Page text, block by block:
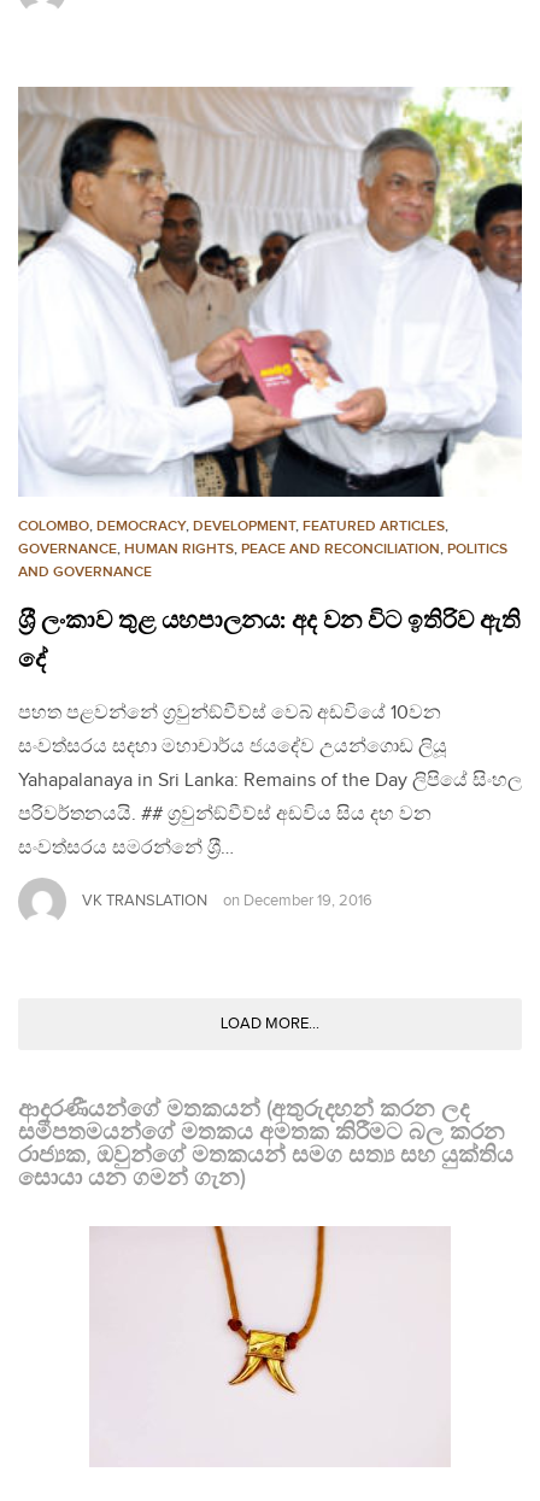
COLOMBO, DEMOCRACY, DEVELOPMENT, FEATURED ARTICLES,
GOVERNANCE, HUMAN RIGHTS, PEACE AND RECONCILIATION, POLITICS
AND GOVERNANCE
ශ‍්‍රී ලංකාව තුළ යහපාලනය: අද වන විට ඉතිරිව ඇති
දේ
පහත පළවන්නේ ග‍්‍රවුන්ඞ්වීව්ස් වෙබ් අඩවියේ 10වන
සංවත්සරය සදහා මහාචාර්ය ජයදේව උයන්ගොඩ ලියූ
Yahapalanaya in Sri Lanka: Remains of the Day ලිපියේ සිංහල
පරිවර්තනයයි. ## ග‍්‍රවුන්ඞ්වීව්ස් අඩවිය සිය දහ වන
සංවත්සරය සමරන්නේ ශ‍්‍රී…
VK TRANSLATION on December 19, 2016
LOAD MORE...
ආදරණීයන්ගේ මතකයන් (අතුරුදහන් කරන ලද
සමීපතමයන්ගේ මතකය අමතක කිරීමට බල කරන
රාජ්‍යක, ඔවුන්ගේ මතකයන් සමග සත්‍ය සහ යුක්තිය
සොයා යන ගමන් ගැන)